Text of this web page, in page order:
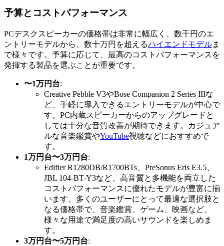
予算とコストパフォーマンス
PCデスクスピーカーの価格帯は非常に幅広く、数千円のエ
ントリーモデルから、数十万円を超えるハイエンドモデルま
で様々です。予算に応じて、最高のコストパフォーマンスを
発揮する製品を選ぶことが重要です。
〜1万円台:
Creative Pebble V3やBose Companion 2 Series IIIな
ど、手軽に導入できるエントリーモデルが中心で
す。PC内蔵スピーカーからのアップグレードと
しては十分な音質改善が期待できます。カジュア
ルな音楽鑑賞やYouTube視聴などにおすすめで
す。
1万円台〜3万円台:
Edifier R1280DB/R1700BTs、PreSonus Eris E3.5、
JBL 104-BT-Y3など、高音質と多機能を両立した
コストパフォーマンスに優れたモデルが豊富に揃
います。多くのユーザーにとって最適な選択肢と
なる価格帯で、音楽鑑賞、ゲーム、映画など、
様々な用途で満足度の高いサウンドを楽しめま
す。
3万円台〜5万円台: